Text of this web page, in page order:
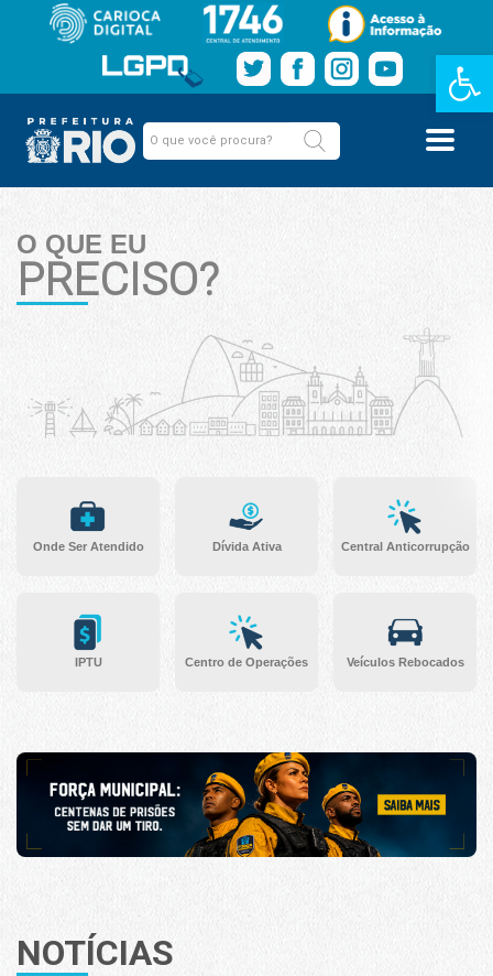
Barra de
O QUE EU
PRECISO?
Onde Ser Atendido
IPTU
Dívida Ativa
Centro de Operações
Central Anticorrupção
Veículos Rebocados
NOTÍCIAS